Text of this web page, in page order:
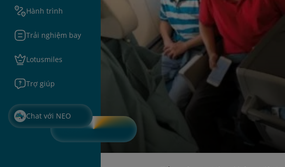
Hành trình
Trải nghiệm bay
Lotusmiles
Trợ giúp
Chat với NEO